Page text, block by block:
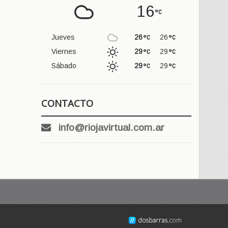
16
Jueves 26
26
Viernes
29
29
Sábado
29
29
CONTACTO
info@riojavirtual.com.ar